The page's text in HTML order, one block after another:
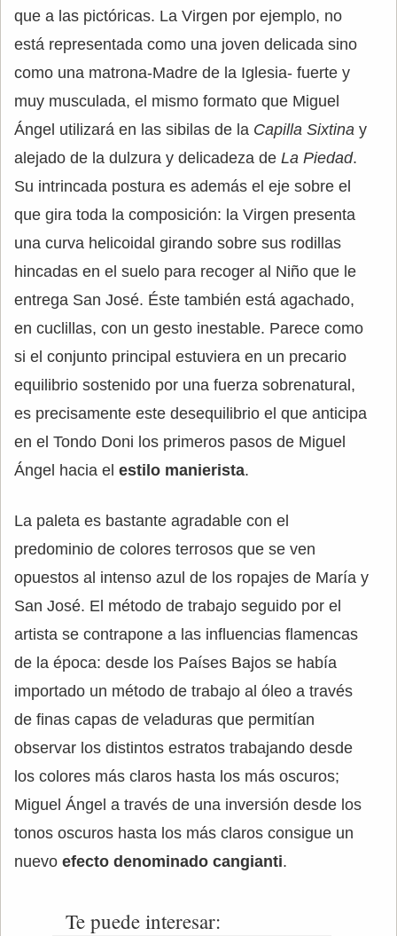
que a las pictóricas. La Virgen por ejemplo, no
está representada como una joven delicada sino
como una matrona-Madre de la Iglesia- fuerte y
muy musculada, el mismo formato que Miguel
Ángel utilizará en las sibilas de la Capilla Sixtina y
alejado de la dulzura y delicadeza de La Piedad.
Su intrincada postura es además el eje sobre el
que gira toda la composición: la Virgen presenta
una curva helicoidal girando sobre sus rodillas
hincadas en el suelo para recoger al Niño que le
entrega San José. Éste también está agachado,
en cuclillas, con un gesto inestable. Parece como
si el conjunto principal estuviera en un precario
equilibrio sostenido por una fuerza sobrenatural,
es precisamente este desequilibrio el que anticipa
en el Tondo Doni los primeros pasos de Miguel
Ángel hacia el estilo manierista.
La paleta es bastante agradable con el
predominio de colores terrosos que se ven
opuestos al intenso azul de los ropajes de María y
San José. El método de trabajo seguido por el
artista se contrapone a las influencias flamencas
de la época: desde los Países Bajos se había
importado un método de trabajo al óleo a través
de finas capas de veladuras que permitían
observar los distintos estratos trabajando desde
los colores más claros hasta los más oscuros;
Miguel Ángel a través de una inversión desde los
tonos oscuros hasta los más claros consigue un
nuevo efecto denominado cangianti.
Te puede interesar: